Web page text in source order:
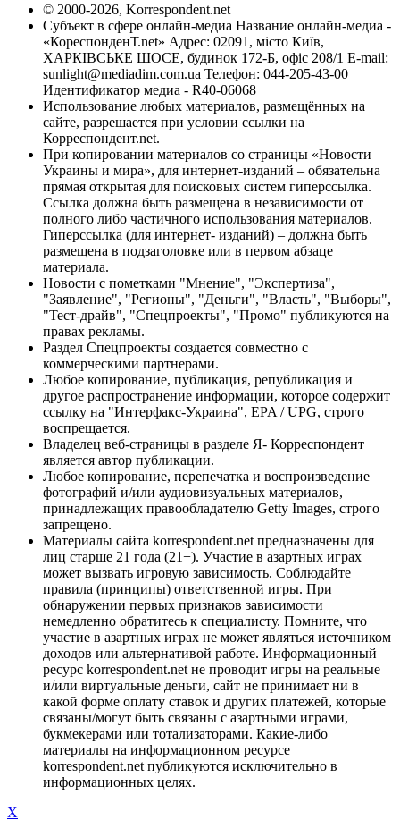
© 2000-2026, Korrespondent.net
Субъект в сфере онлайн-медиа Название онлайн-медиа -
«КореспонденТ.net» Адрес: 02091, місто Київ,
ХАРКІВСЬКЕ ШОСЕ, будинок 172-Б, офіс 208/1 E-mail:
sunlight@mediadim.com.ua Телефон: 044-205-43-00
Идентификатор медиа - R40-06068
Использование любых материалов, размещённых на
сайте, разрешается при условии ссылки на
Корреспондент.net.
При копировании материалов со страницы «Новости
Украины и мира», для интернет-изданий – обязательна
прямая открытая для поисковых систем гиперссылка.
Ссылка должна быть размещена в независимости от
полного либо частичного использования материалов.
Гиперссылка (для интернет- изданий) – должна быть
размещена в подзаголовке или в первом абзаце
материала.
Новости с пометками "Мнение", "Экспертиза",
"Заявление", "Регионы", "Деньги", "Власть", "Выборы",
"Тест-драйв", "Спецпроекты", "Промо" публикуются на
правах рекламы.
Раздел Спецпроекты создается совместно с
коммерческими партнерами.
Любое копирование, публикация, републикация и
другое распространение информации, которое содержит
ссылку на "Интерфакс-Украина", EPA / UPG, строго
воспрещается.
Владелец веб-страницы в разделе Я- Корреспондент
является автор публикации.
Любое копирование, перепечатка и воспроизведение
фотографий и/или аудиовизуальных материалов,
принадлежащих правообладателю Getty Images, строго
запрещено.
Материалы сайта korrespondent.net предназначены для
лиц старше 21 года (21+). Участие в азартных играх
может вызвать игровую зависимость. Соблюдайте
правила (принципы) ответственной игры. При
обнаружении первых признаков зависимости
немедленно обратитесь к специалисту. Помните, что
участие в азартных играх не может являться источником
доходов или альтернативой работе. Информационный
ресурс korrespondent.net не проводит игры на реальные
и/или виртуальные деньги, сайт не принимает ни в
какой форме оплату ставок и других платежей, которые
связаны/могут быть связаны с азартными играми,
букмекерами или тотализаторами. Какие-либо
материалы на информационном ресурсе
korrespondent.net публикуются исключительно в
информационных целях.
X